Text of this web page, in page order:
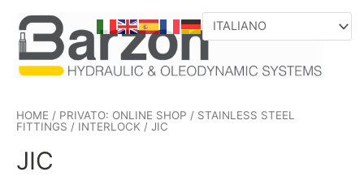
CONTENUTO
HOME / PRIVATO: ONLINE SHOP / STAINLESS STEEL
FITTINGS / INTERLOCK / JIC
JIC